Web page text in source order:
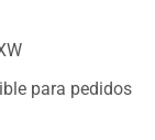
para pedidos